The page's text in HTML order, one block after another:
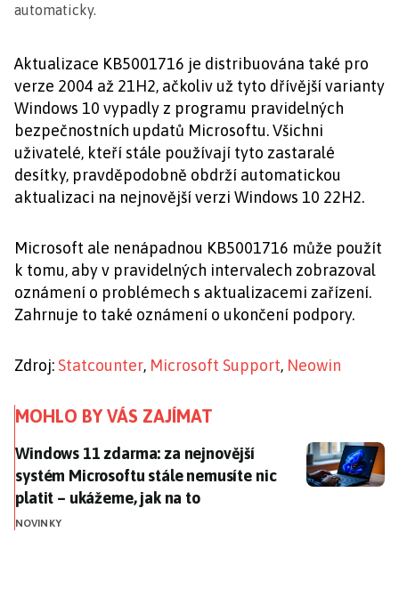
automaticky.
Aktualizace KB5001716 je distribuována také pro
verze 2004 až 21H2, ačkoliv už tyto dřívější varianty
Windows 10 vypadly z programu pravidelných
bezpečnostních updatů Microsoftu. Všichni
uživatelé, kteří stále používají tyto zastaralé
desítky, pravděpodobně obdrží automatickou
aktualizaci na nejnovější verzi Windows 10 22H2.
Microsoft ale nenápadnou KB5001716 může použít
k tomu, aby v pravidelných intervalech zobrazoval
oznámení o problémech s aktualizacemi zařízení.
Zahrnuje to také oznámení o ukončení podpory.
Zdroj: Statcounter, Microsoft Support, Neowin
MOHLO BY VÁS ZAJÍMAT
Windows 11 zdarma: za nejnovější systém
Windows 11 zdarma: za nejnovější
systém Microsoftu stále nemusíte nic
platit – ukážeme, jak na to
NOVINKY